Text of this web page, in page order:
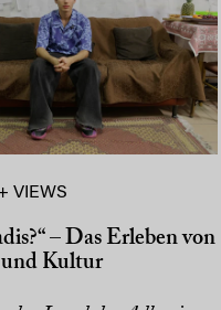
VIEWS
– Das Erleben von
und Kultur